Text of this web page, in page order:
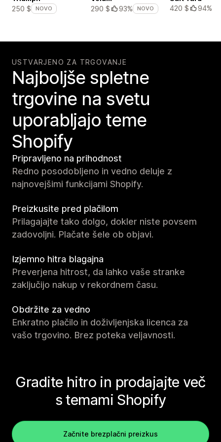
250 $
NOVO
290 $
93% NOVO
420 $
94%
USTVARJENO ZA TRGOVANJE
Najboljše spletne
trgovine na svetu
uporabljajo teme
Shopify
Pripravljeno na prihodnost
Redno posodobljeno in vedno deluje z
najnovejšimi funkcijami Shopify.
Preizkusite pred plačilom
Prilagajajte tako dolgo, dokler niste povsem
zadovoljni. Plačate šele ob objavi.
Izjemno hitra blagajna
Preverjena hitrost, da lahko vaše stranke
zaključijo nakup v rekordnem času.
Obdržite za vedno
Enkratno plačilo in doživljenjska licenca za
vašo trgovino. Brez poteka veljavnosti.
Gradite hitro in prodajajte več
s temami Shopify
Začnite brezplačni preizkus